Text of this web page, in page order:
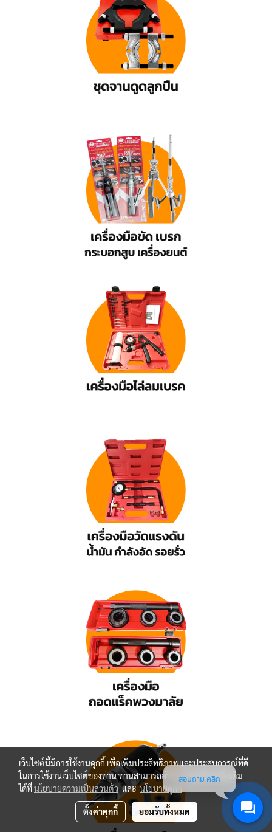
เว็บไซต์นี้มีการใช้งานคุกกี้ เพื่อเพิ่มประสิทธิภาพและประสบการณ์ที่ดี
ในการใช้งานเว็บไซต์ของท่าน ท่านสามารถอ่านรายละเอียดเพิ่มเติม
ได้ที่นโยบายความเป็นส่วนตัว และนโยบายคุกกี้
ตั้งค่าคุกกี้ ยอมรับทั้งหมด
สอบถาม คลิก